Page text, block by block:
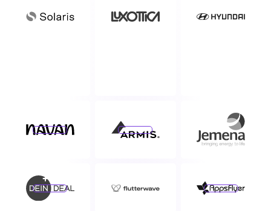
Saiba mais Saiba mais
Saiba mais Saiba mais